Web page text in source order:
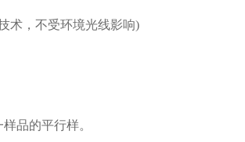
术，不受环境光线影响)
品的平行样。